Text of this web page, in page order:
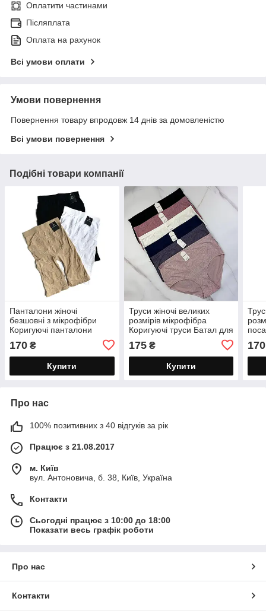
Оплатити частинами
Післяплата
Оплата на рахунок
Всі умови оплати
Умови повернення
Повернення товару впродовж 14 днів за домовленістю
Всі умови повернення
Подібні товари компанії
Панталони жіночі
безшовні з мікрофібри
Коригуючі панталони
170 ₴
Купити
Труси жіночі великих
розмірів мікрофібра
Коригуючі труси Батал для
175₴
Купити
170
Про нас
100% позитивних з 40 відгуків за рік
Працює з 21.08.2017
м. Київ
вул. Антоновича, б. 38, Київ, Україна
Контакти
Сьогодні працює з 10:00 до 18:00
Показати весь графік роботи
Про нас
Контакти